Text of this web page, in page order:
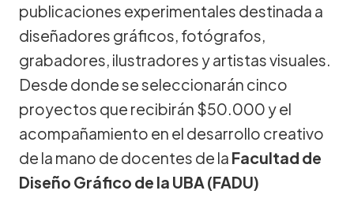
publicaciones experimentales destinada a
diseñadores gráficos, fotógrafos,
grabadores, ilustradores y artistas visuales.
Desde donde se seleccionarán cinco
proyectos que recibirán $50.000 y el
acompañamiento en el desarrollo creativo
de la mano de docentes de la Facultad de
Diseño Gráfico de la UBA (FADU)